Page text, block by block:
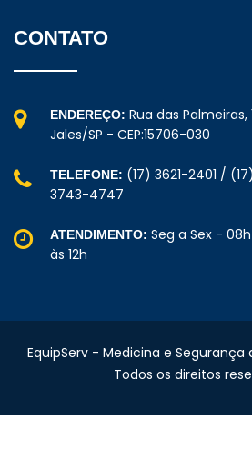
CONTATO
ENDEREÇO: Rua das Palmeiras,
Jales/SP - CEP:15706-030
TELEFONE: (17) 3621-2401 /
3743-4747
ATENDIMENTO: Seg a Sex -
às 12h
EquipServ - Medicina e
Todos os direitos